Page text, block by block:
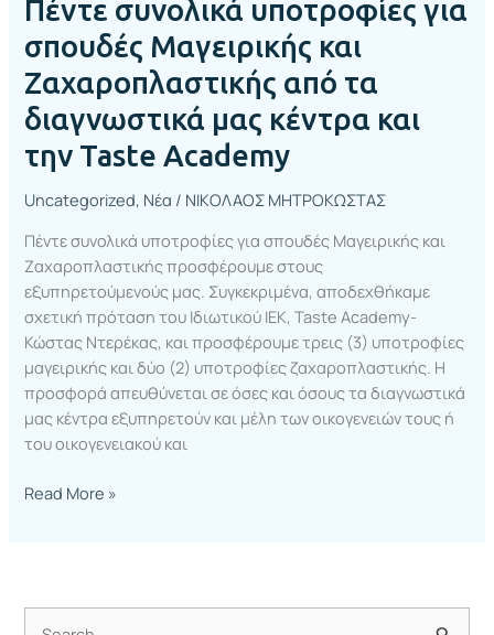
Πέντε συνολικά υποτροφίες για
σπουδές Μαγειρικής και
Ζαχαροπλαστικής από τα
διαγνωστικά μας κέντρα και
την Taste Academy
Uncategorized, Νέα / ΝΙΚΟΛΑΟΣ ΜΗΤΡΟΚΩΣΤΑΣ
Πέντε συνολικά υποτροφίες για σπουδές Μαγειρικής και
Ζαχαροπλαστικής προσφέρουμε στους
εξυπηρετούμενούς μας. Συγκεκριμένα, αποδεχθήκαμε
σχετική πρόταση του Ιδιωτικού ΙΕΚ, Taste Academy-
Κώστας Ντερέκας, και προσφέρουμε τρεις (3) υποτροφίες
μαγειρικής και δύο (2) υποτροφίες ζαχαροπλαστικής. Η
προσφορά απευθύνεται σε όσες και όσους τα διαγνωστικά
μας κέντρα εξυπηρετούν και μέλη των οικογενειών τους ή
του οικογενειακού και
και
την
Taste
Academy
Read More »